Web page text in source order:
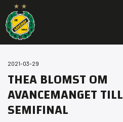
2021-03-29
THEA BLOMST OM
AVANCEMANGET TILL
SEMIFINAL